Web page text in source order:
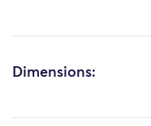
Dimensions: